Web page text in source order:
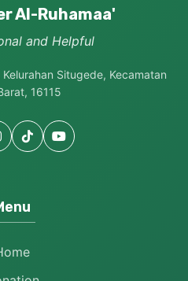
Al-Ruhamaa'
and Helpful
Situgede, Kecamatan
16115